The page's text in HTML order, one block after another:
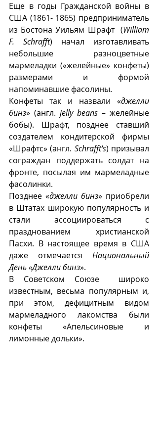
Еще в годы Гражданской войны в
США (1861- 1865) предприниматель
из Бостона Уильям Шрафт  (William
F. Schrafft) начал изготавливать
небольшие разноцветные
мармеладки («желейные» конфеты)
размерами и формой
напоминавшие фасолины.
Конфеты так и назвали «джелли
бинз» (англ. jelly beans – желейные
бобы). Шрафт, позднее ставший
создателем кондитерской фирмы
«Шрафтс» (англ. Schrafft's) призывал
сограждан поддержать солдат на
фронте, посылая им мармеладные
фасолинки.
Позднее «джелли бинз» приобрели
в Штатах широкую популярность и
стали ассоциироваться с
празднованием христианской
Пасхи. В настоящее время в США
даже отмечается Национальный
День «Джелли бинз».
В Советском Союзе  широко
известным, весьма популярным и,
при этом, дефицитным видом
мармеладного лакомства были
конфеты «Апельсиновые и
лимонные дольки».